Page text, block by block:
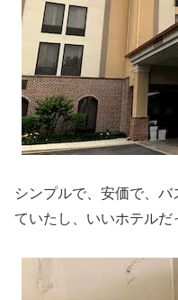
シンプルで、安価で、
ていたし、いいホテルだ